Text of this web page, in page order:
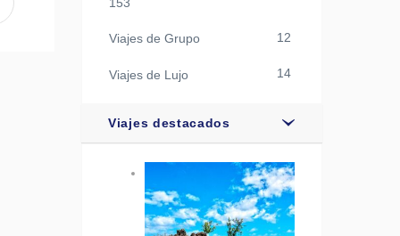
Viajes de Grupo 12
Viajes de Lujo 14
Viajes destacados